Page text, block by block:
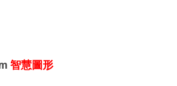
智慧圖形